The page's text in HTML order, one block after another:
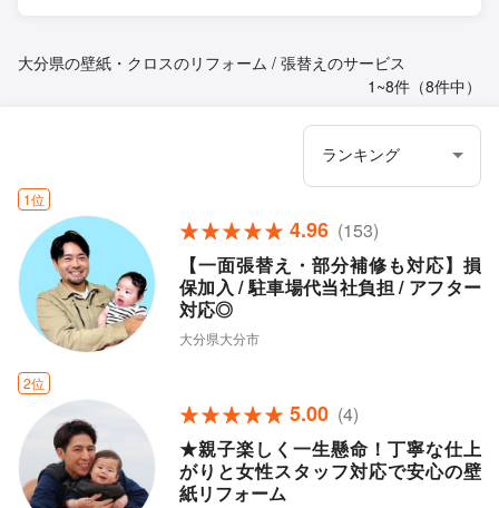
大分県の壁紙・クロスのリフォーム / 張替えのサービス
1~8件（8件中）
1位
4.96 (153)
【一面張替え・部分補修も対応】損
保加入 / 駐車場代当社負担 / アフター
対応◎
大分県大分市
2位
5.00 (4)
★親子楽しく一生懸命！丁寧な仕上
がりと女性スタッフ対応で安心の壁
紙リフォーム